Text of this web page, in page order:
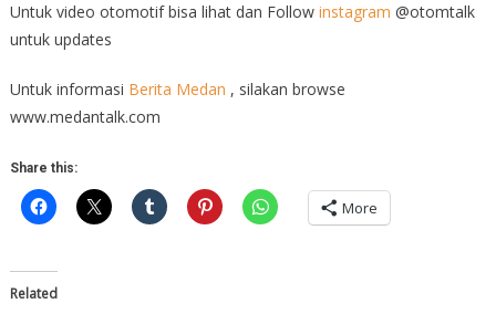
Untuk video otomotif bisa lihat dan Follow instagram @otomtalk
untuk updates
Untuk informasi Berita Medan , silakan browse
www.medantalk.com
Share this:
More
Related